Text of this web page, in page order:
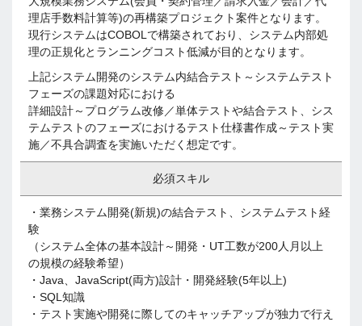
理店手数料計算等)の再構築プロジェクト案件となります。
現行システムはCOBOLで構築されており、システム内部処
理の正規化とランニングコスト低減が目的となります。
上記システム開発のシステム内結合テスト～システムテスト
フェーズの課題対応における
詳細設計～プログラム改修／単体テストや結合テスト、シス
テムテストのフェーズにおけるテスト仕様書作成～テスト実
施／不具合調査を実施いただく想定です。
必須スキル
・業務システム開発(新規)の結合テスト、システムテスト経
験
（システム全体の基本設計～開発・UT工数が200人月以上
の規模の経験希望）
・Java、JavaScript(両方)設計・開発経験(5年以上)
・SQL知識
・テスト実施や開発に際してのキャッチアップが独力で行え